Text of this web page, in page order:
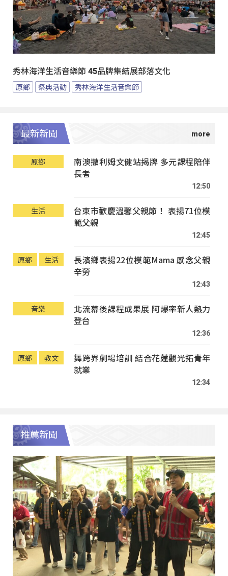
秀林海洋生活音樂節 45品牌集結展部落文化
原鄉 祭典活動 秀林海洋生活音樂節
最新新聞
原鄉
南澳撒利姆文健站揭牌 多元課程陪伴
長者
12:50
生活
台東市歡慶溫馨父親節！ 表揚71位模
範父親
12:45
原鄉 生活
長濱鄉表揚22位模範Mama 感念父親
辛勞
12:43
音樂
北流幕後課程成果展 阿爆率新人熱力
登台
12:36
原鄉 教文
舞跨界劇場培訓 結合花蓮觀光拓青年
就業
12:34
推薦新聞